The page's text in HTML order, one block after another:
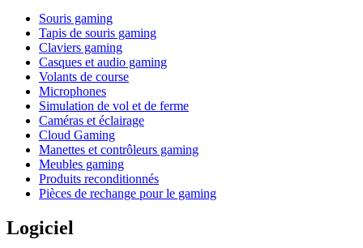
Souris gaming
Tapis de souris gaming
Claviers gaming
Casques et audio gaming
Volants de course
Microphones
Simulation de vol et de ferme
Caméras et éclairage
Cloud Gaming
Manettes et contrôleurs gaming
Meubles gaming
Produits reconditionnés
Pièces de rechange pour le gaming
Logiciel